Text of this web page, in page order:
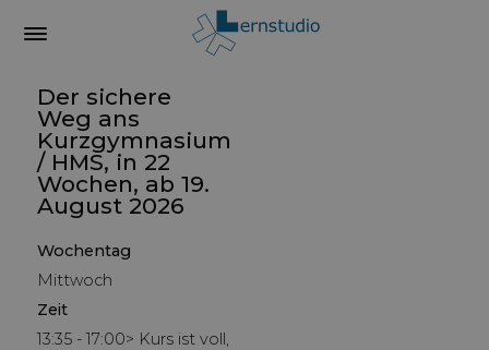
Der sichere
Weg ans
Kurzgymnasium
/ HMS, in 22
Wochen, ab 19.
August 2026
Wochentag
Mittwoch
Zeit
13:35 - 17:00> Kurs ist voll,